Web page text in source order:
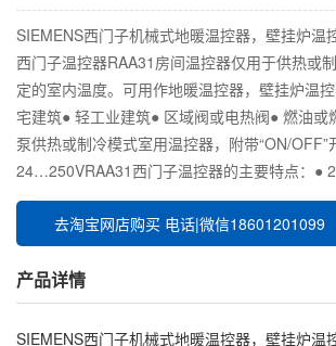
SIEMENS西门子机械式地暖温控器，壁挂炉温
西门子温控器RAA31房间温控器仅用于供热或
定的室内温度。可用作地暖温控器，壁挂炉温
宅建筑● 轻工业建筑● 区域阀或电热阀● 燃油或
泵供热或制冷模式室用温控器，附带“ON/
24…250VRAA31西门子温控器的主要特点：●
去淘宝网店购买 电话|微信18601201099
产品详情
SIEMENS西门子机械式地暖温控器，壁挂炉温